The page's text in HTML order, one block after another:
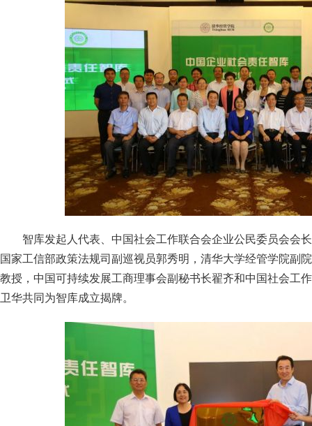
智库发起人代表、中国社会工作联合会企业公民委员会会
国家工信部政策法规司副巡视员郭秀明，清华大学经管学院副
教授，中国可持续发展工商理事会副秘书长翟齐和中国社会工
卫华共同为智库成立揭牌。